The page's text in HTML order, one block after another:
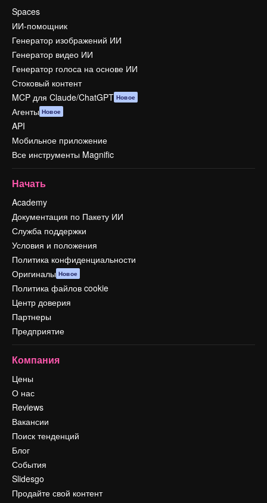
Spaces
ИИ-помощник
Генератор изображений ИИ
Генератор видео ИИ
Генератор голоса на основе ИИ
Стоковый контент
MCP для Claude/ChatGPT Новое
Агенты Новое
API
Мобильное приложение
Все инструменты Magnific
Начать
Academy
Документация по Пакету ИИ
Служба поддержки
Условия и положения
Политика конфиденциальности
Оригиналы Новое
Политика файлов cookie
Центр доверия
Партнеры
Предприятие
Компания
Цены
О нас
Reviews
Вакансии
Поиск тенденций
Блог
События
Slidesgo
Продайте свой контент